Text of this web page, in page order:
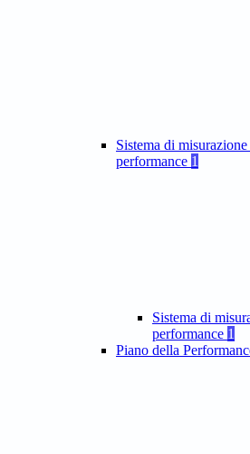
Sistema di
performance 1
Sistema di
performance 1
Piano della